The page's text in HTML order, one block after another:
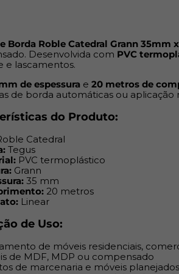
Borda Roble Catedral Grann 35mm
Desenvolvida com PVC
e lascamentos.
de espessura e 20 metros de
de borda automáticas ou aplicação
do Produto:
Catedral
Tegus
PVC termoplástico
Grann
35 mm
20 metros
Linear
de Uso:
de móveis residenciais,
de MDF, MDP ou compensado
de marcenaria e móveis planejados